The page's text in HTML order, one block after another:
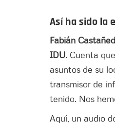
Así ha sido la
Fabián
IDU. Cuenta
asuntos de su
transmisor de
tenido. Nos
Aquí, un audio